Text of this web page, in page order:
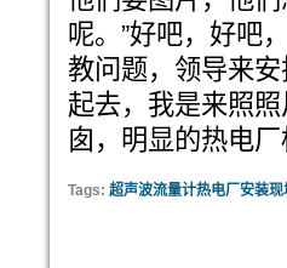
呢。”好吧，好吧
教问题，领导来
起去，我是来照
囱，明显的热电
Tags: 超声波流量计热电厂安装现